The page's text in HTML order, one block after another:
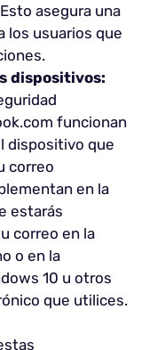
asegura una
los usuarios que
dispositivos:
funcionan
dispositivo que
correo
en la
estarás
correo en la
o en la
10 u otros
que utilices.